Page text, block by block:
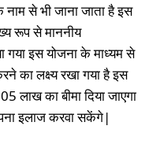
से भी जाना जाता है इस
रूप से माननीय
गया इस योजना के माध्यम से
का लक्ष्य रखा गया है इस
लाख का बीमा दिया जाएगा
इलाज करवा सकेंगे|